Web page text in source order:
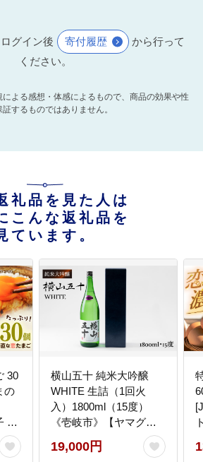
グイン後 寄付履歴
から行って
ください。
よる感想・体感によるもので、商品の効果や性
証するものではありません。
礼品を見た人は
こんな返礼品を
ています。
30
の
ギ
ご
横山五十 純米大吟醸
WHITE 生詰（1回火
入）1800ml（15度）
《壱岐市》【ヤマグチ/
重家酒造】[JCG002] 酒
お酒 日本酒 大吟醸 1本
19,000円